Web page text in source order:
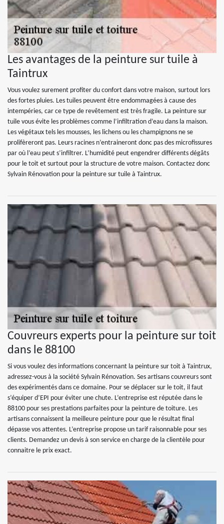
Les avantages de la peinture sur tuile à
Taintrux
Vous voulez surement profiter du confort dans votre maison, surtout lors
des fortes pluies. Les tuiles peuvent être endommagées à cause des
intempéries, car ce type de revêtement est très fragile. La peinture sur
tuile vous évite les problèmes comme l’infiltration d’eau dans la maison.
Les végétaux tels les mousses, les lichens ou les champignons ne se
prolifèreront pas. Leurs racines n’entraineront donc pas des microfissures
par où l’eau peut s’infiltrer. L’humidité peut engendrer différents dégâts
pour le toit et surtout pour la structure de votre maison. Contactez donc
Sylvain Rénovation pour la peinture sur tuile à Taintrux.
Couvreurs experts pour la peinture sur toit
dans le 88100
Si vous voulez des informations concernant la peinture sur toit à Taintrux,
adressez-vous à la société Sylvain Rénovation. Ses artisans couvreurs sont
des expérimentés dans ce domaine. Pour se déplacer sur le toit, il faut
s’équiper d’EPI pour éviter une chute. L’entreprise est réputée dans le
88100 pour ses prestations parfaites pour la peinture de toiture. Les
artisans connaissent la meilleure peinture pour que le résultat final
dépasse vos attentes. L’entreprise propose un tarif raisonnable pour ses
clients. Demandez un devis à son service en charge de la clientèle pour
connaitre le prix exact.